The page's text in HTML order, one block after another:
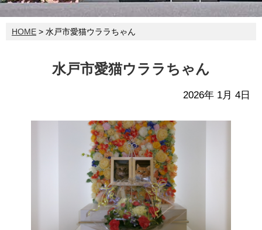
HOME > 水戸市愛猫ウララちゃん
水戸市愛猫ウララちゃん
2026年 1月 4日